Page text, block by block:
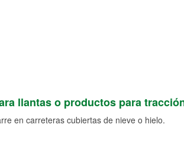
llantas o productos para
en carreteras cubiertas de nieve o hielo.